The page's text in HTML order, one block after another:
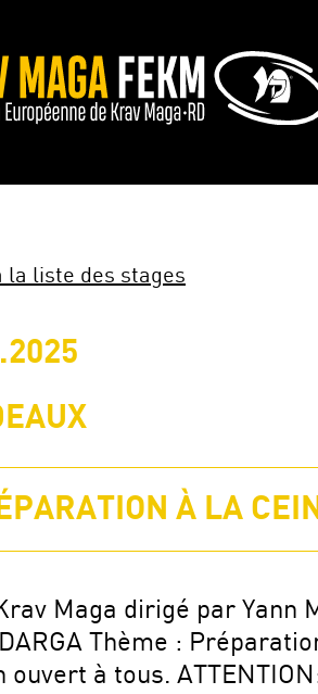
la liste des stages
À LA
Maga dirigé par Yann
Thème :
ouvert à tous.